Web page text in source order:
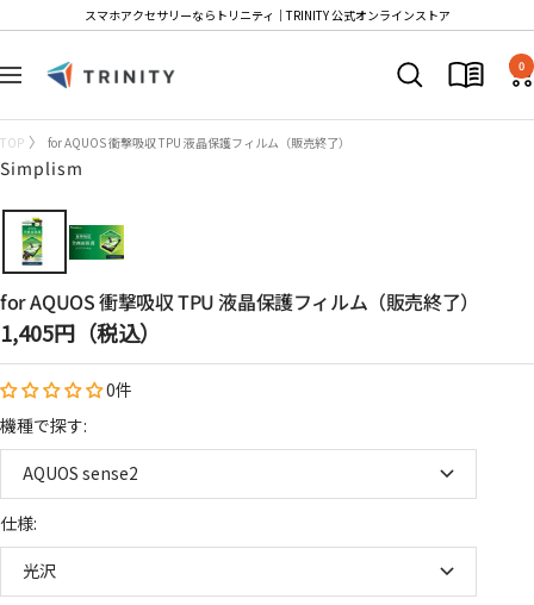
テ
ツ
へ
キ
プ
スマホアクセサリーならトリニティ│TRINITY 公式オンラインストア
ナ
ゲ
ー
Trinity
0
TOP for AQUOS 衝撃吸収 TPU 液晶保護フィルム（販売終了）
Simplism
for AQUOS 衝撃吸収 TPU 液晶保護フィルム（販売終了）
セ
ー
ル
価
格
1,405円（税込）
0件
機種で探す:
AQUOS sense2
仕様:
光沢